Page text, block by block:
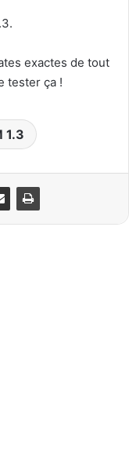
exactes de tout
tester ça !
1.3